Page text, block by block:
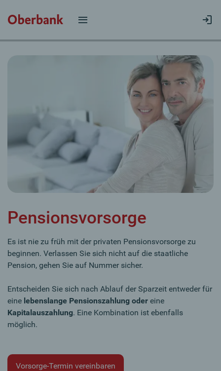
Pensionsvorsorge
Es ist nie zu früh mit der privaten Pensionsvorsorge zu
beginnen. Verlassen Sie sich nicht auf die staatliche
Pension, gehen Sie auf Nummer sicher.
Entscheiden Sie sich nach Ablauf der Sparzeit entweder für
eine lebenslange Pensionszahlung oder eine
Kapitalauszahlung. Eine Kombination ist ebenfalls
möglich.
Vorsorge-Termin vereinbaren